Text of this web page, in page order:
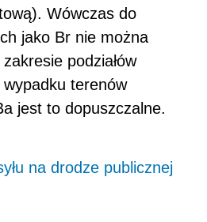
Wówczas do
jako Br nie można
podziałów
wypadku terenów
jest to dopuszczalne.
na drodze publicznej